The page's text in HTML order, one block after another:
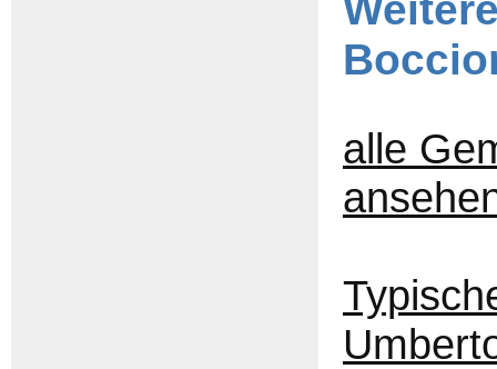
alle